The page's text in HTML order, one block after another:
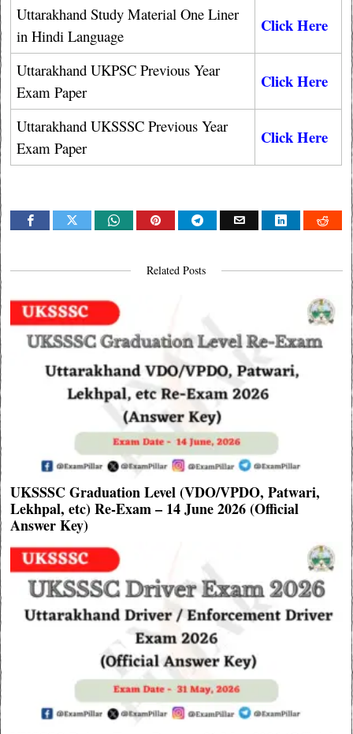
Uttarakhand Study Material One Liner
in Hindi Language
Click Here
Uttarakhand UKPSC Previous Year
Exam Paper
Click Here
Uttarakhand UKSSSC Previous Year
Exam Paper
Click Here
Related Posts
UKSSSC Graduation Level (VDO/VPDO, Patwari,
Lekhpal, etc) Re-Exam – 14 June 2026 (Official
Answer Key)